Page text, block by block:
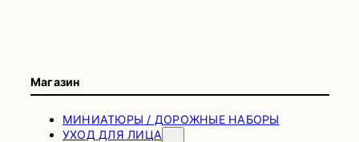
Магазин
МИНИАТЮРЫ / ДОРОЖНЫЕ НАБОРЫ
УХОД ДЛЯ ЛИЦА